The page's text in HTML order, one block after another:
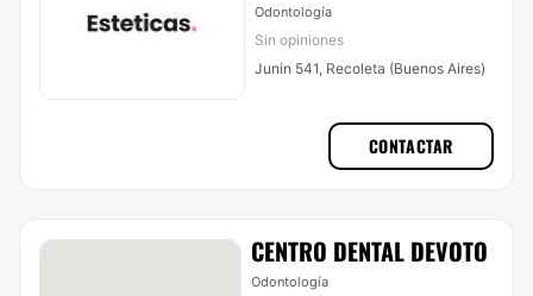
Odontología
Sin opiniones
Junin 541, Recoleta (Buenos Aires)
CONTACTAR
CENTRO DENTAL DEVOTO
Odontología